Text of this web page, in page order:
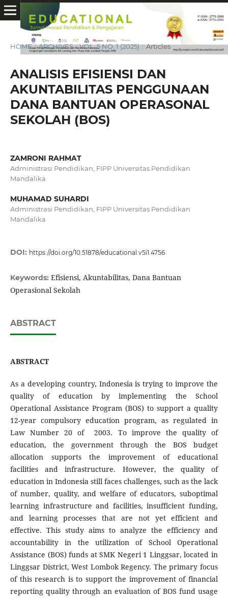
HOME / ARCHIVES / VOL. 5 NO. 1 (2025) / Articles
ANALISIS EFISIENSI DAN
AKUNTABILITAS PENGGUNAAN
DANA BANTUAN OPERASONAL
SEKOLAH (BOS)
ZAMRONI RAHMAT
Administrasi Pendidikan, FIPP Universitas Pendidikan
Mandalika
MUHAMAD SUHARDI
Administrasi Pendidikan, FIPP Universitas Pendidikan
Mandalika
DOI: https://doi.org/10.51878/educational.v5i1.4756
Keywords: Efisiensi, Akuntabilitas, Dana Bantuan
Operasional Sekolah
ABSTRACT
ABSTRACT
As a developing country, Indonesia is trying to improve the
quality of education by implementing the School
Operational Assistance Program (BOS) to support a quality
12-year compulsory education program, as regulated in
Law Number 20 of 2003. To improve the quality of
education, the government through the BOS budget
allocation supports the improvement of educational
facilities and infrastructure. However, the quality of
education in Indonesia still faces challenges, such as the lack
of number, quality, and welfare of educators, suboptimal
learning infrastructure and facilities, insufficient funding,
and learning processes that are not yet efficient and
effective. This study aims to analyze the efficiency and
accountability in the utilization of School Operational
Assistance (BOS) funds at SMK Negeri 1 Linggsar, located in
Linggsar District, West Lombok Regency. The primary focus
of this research is to support the improvement of financial
reporting quality through an evaluation of BOS fund usage